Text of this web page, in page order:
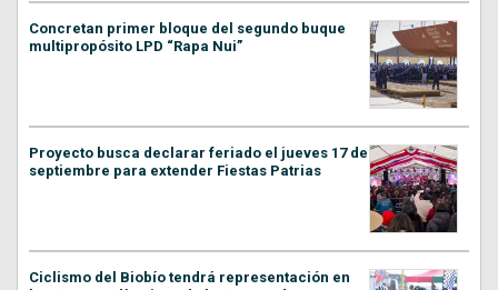
Concretan primer bloque del segundo buque
multipropósito LPD “Rapa Nui”
Proyecto busca declarar feriado el jueves 17 de
septiembre para extender Fiestas Patrias
Ciclismo del Biobío tendrá representación en